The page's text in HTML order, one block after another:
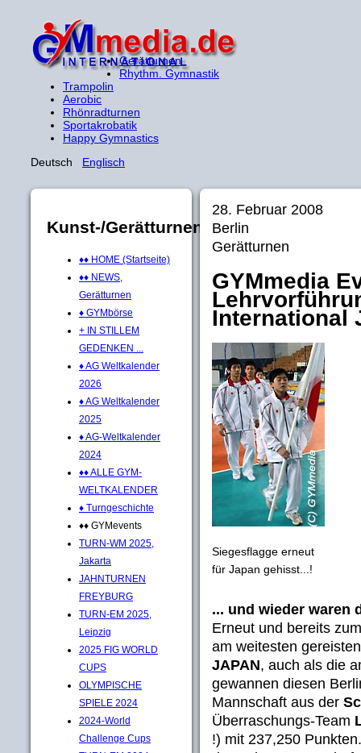
Gerätturnen
Rhythm. Gymnastik
Trampolin
Aerobic
Rhönradturnen
Sportakrobatik
Happy Gymnastics
Deutsch Englisch
Kunst-/Gerätturnen
♦♦ HOME (Startseite)
♦♦ NEWS,
Gerätturnen
♦ GYMbörse
+ IN STILLEM
GEDENKEN ...
♦ AG Weltkalender
2026
♦ AG Weltkalender
2025
♦ AG-Weltkalender
2024
♦♦ ALLE GYM-
WELTKALENDER
♦ Turngeschichte
♦♦ GYMevents
TURN-WM 2025,
Jakarta
JAHNTURNEN
FREYBURG
TURN-EM 2025,
Leipzig
2025 FIG WORLD
CUPS
OLYMPISCHE
SPIELE 2024
2024-World
Challenge Cups
28. Februar 2008
Berlin
Gerätturnen
GYMmedia
International
Siegesflagge erneut
für Japan gehisst...!
... und wieder waren
Erneut und bereits
am weitesten
JAPAN, auch als die
gewannen diesen
Mannschaft aus der
Überraschungs-Team
!) mit 237,250